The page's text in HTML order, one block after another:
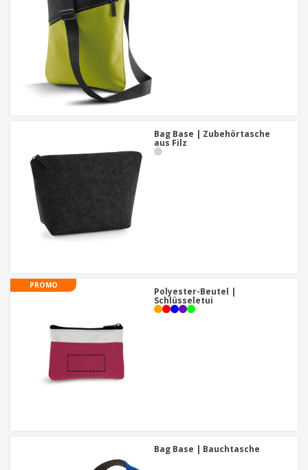
Bag Base | Zubehörtasche
aus Filz
PROMO
Polyester-Beutel |
Schlüsseletui
Bag Base | Bauchtasche